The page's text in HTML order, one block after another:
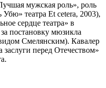
мужская роль», роль
театра Et cetera, 2003),
сердце театра» в
постановку мюзикла
Смелянским). Кавалер
перед Отечеством»